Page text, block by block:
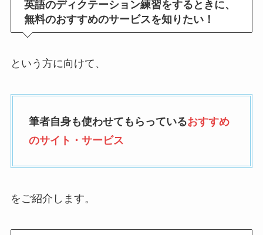
英語のディクテーション練習をするときに、
無料のおすすめのサービスを知りたい！
という方に向けて、
筆者自身も使わせてもらっているおすすめ
のサイト・サービス
をご紹介します。